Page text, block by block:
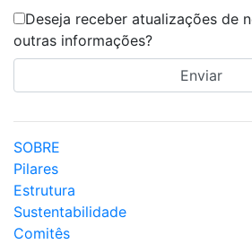
Deseja receber atualizações de
outras informações?
SOBRE
Pilares
Estrutura
Sustentabilidade
Comitês